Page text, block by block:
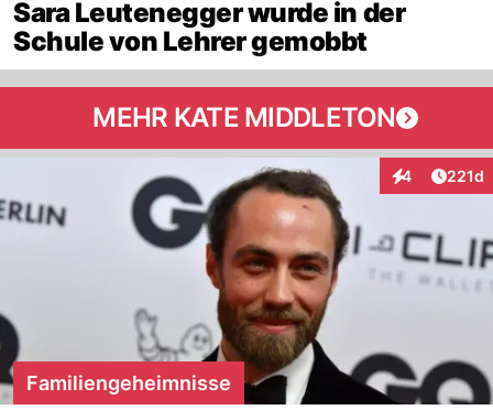
Sara Leutenegger wurde in der
Schule von Lehrer gemobbt
MEHR KATE MIDDLETON
4
Interaktionen
221d
Familiengeheimnisse